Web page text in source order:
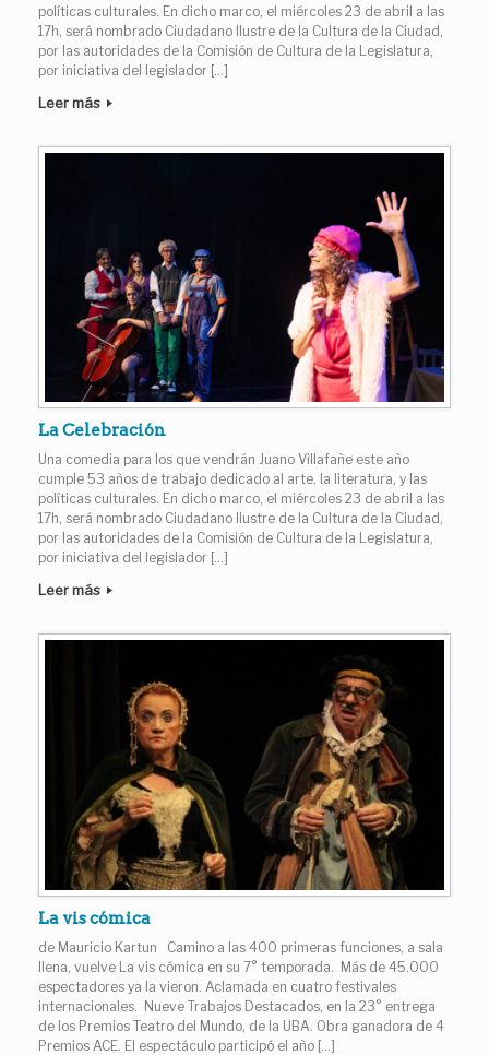
políticas culturales. En dicho marco, el miércoles 23 de abril a las
17h, será nombrado Ciudadano Ilustre de la Cultura de la Ciudad,
por las autoridades de la Comisión de Cultura de la Legislatura,
por iniciativa del legislador […]
Leer más
La Celebración
Una comedia para los que vendrán Juano Villafañe este año
cumple 53 años de trabajo dedicado al arte, la literatura, y las
políticas culturales. En dicho marco, el miércoles 23 de abril a las
17h, será nombrado Ciudadano Ilustre de la Cultura de la Ciudad,
por las autoridades de la Comisión de Cultura de la Legislatura,
por iniciativa del legislador […]
Leer más
La vis cómica
de Mauricio Kartun Camino a las 400 primeras funciones, a sala
llena, vuelve La vis cómica en su 7° temporada. Más de 45.000
espectadores ya la vieron. Aclamada en cuatro festivales
internacionales. Nueve Trabajos Destacados, en la 23° entrega
de los Premios Teatro del Mundo, de la UBA. Obra ganadora de 4
Premios ACE. El espectáculo participó el año […]